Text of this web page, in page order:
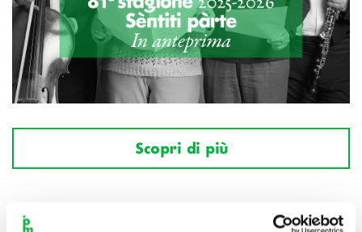
Scopri di più